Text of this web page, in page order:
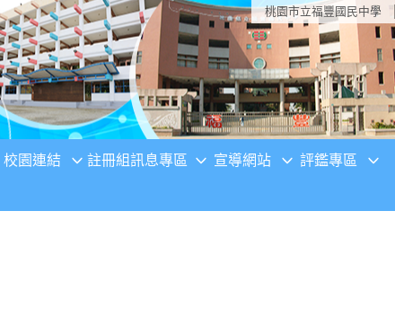
桃園市立福豐國民中學
校園連結 註冊組訊息專區 宣導網站 評鑑專區